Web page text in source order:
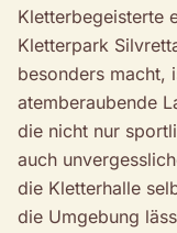
Kletterbegeisterte
Kletterpark
besonders macht,
atemberaubende
die nicht nur
auch
die Kletterhalle
die Umgebung